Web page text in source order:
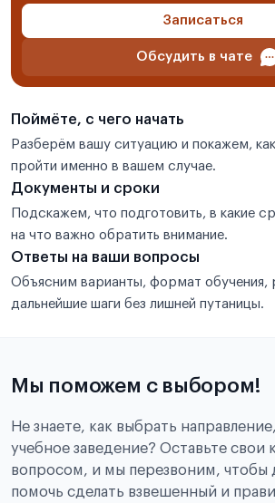
Записаться
Обсудить в чате
Поймёте, с чего начать
Разберём вашу ситуацию и покажем,
пройти именно в вашем случае.
Документы и сроки
Подскажем, что подготовить, в какие
на что важно обратить внимание.
Ответы на ваши вопросы
Объясним варианты, формат обучения,
дальнейшие шаги без лишней путаницы.
Мы поможем с выбором!
Не знаете, как выбрать
учебное заведение? Оставьте свои
вопросом, и мы перезвоним, чтобы
помочь сделать взвешенный и